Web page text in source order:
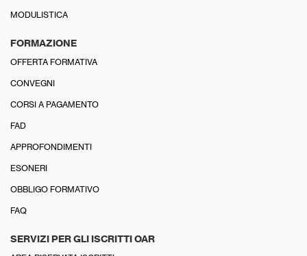
MODULISTICA
FORMAZIONE
OFFERTA FORMATIVA
CONVEGNI
CORSI A PAGAMENTO
FAD
APPROFONDIMENTI
ESONERI
OBBLIGO FORMATIVO
FAQ
SERVIZI PER GLI ISCRITTI OAR